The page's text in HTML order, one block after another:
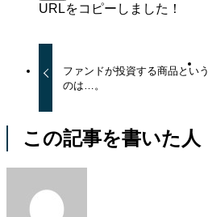
URLをコピーしました！
ファンドが投資する商品という
のは…。
この記事を書いた人